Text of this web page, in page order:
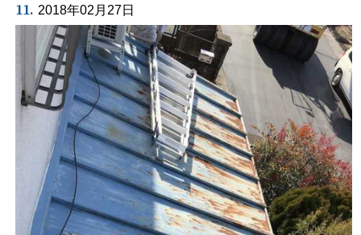
11. 2018年02月27日